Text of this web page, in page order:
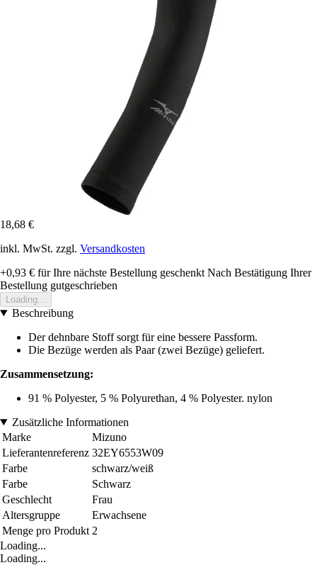
18,68 €
inkl. MwSt. zzgl. Versandkosten
+0,93 € für Ihre nächste Bestellung geschenkt Nach Bestätigung Ihrer
Bestellung gutgeschrieben
Loading...
Beschreibung
Der dehnbare Stoff sorgt für eine bessere Passform.
Die Bezüge werden als Paar (zwei Bezüge) geliefert.
Zusammensetzung:
91 % Polyester, 5 % Polyurethan, 4 % Polyester. nylon
Zusätzliche Informationen
Marke
Mizuno
Lieferantenreferenz 32EY6553W09
Farbe
schwarz/weiß
Farbe
Schwarz
Geschlecht
Frau
Altersgruppe
Erwachsene
Menge pro Produkt 2
Loading...
Loading...